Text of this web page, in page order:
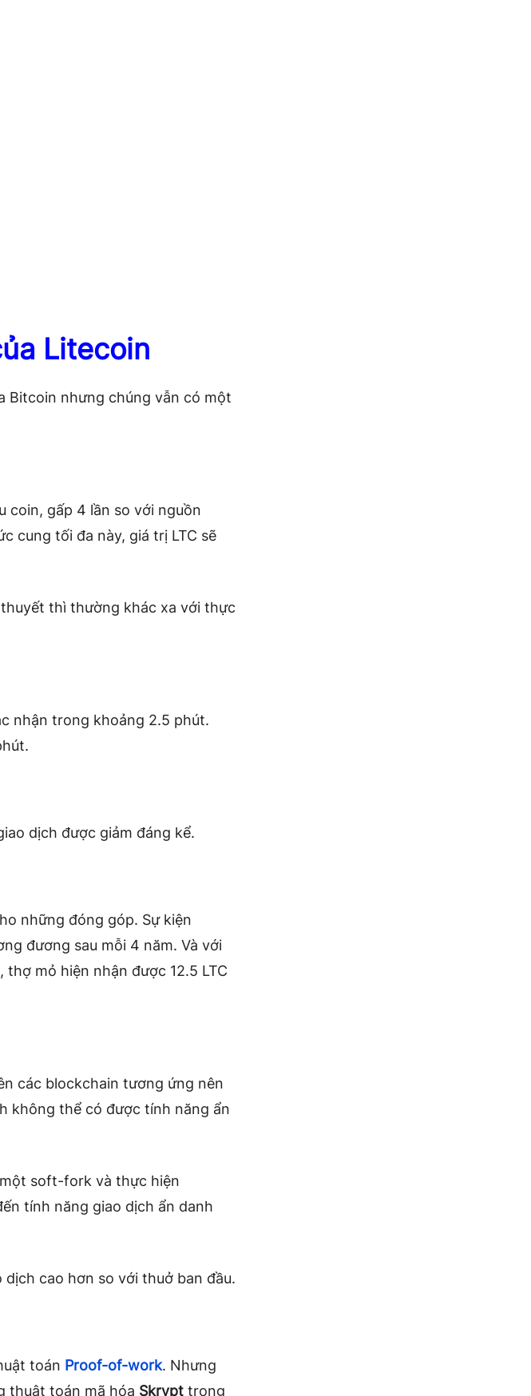
Litecoin
Bitcoin nhưng chúng vẫn có một
coin, gấp 4 lần so với nguồn
cung tối đa này, giá trị LTC sẽ
thì thường khác xa với thực
nhận trong khoảng 2.5 phút.
dịch được giảm đáng kể.
những đóng góp. Sự kiện
đương sau mỗi 4 năm. Và với
mỏ hiện nhận được 12.5 LTC
các blockchain tương ứng nên
không thể có được tính năng ẩn
soft-fork và thực hiện
tính năng giao dịch ẩn danh
cao hơn so với thuở ban đầu.
toán Proof-of-work. Nhưng
thuật toán mã hóa Skrypt trong